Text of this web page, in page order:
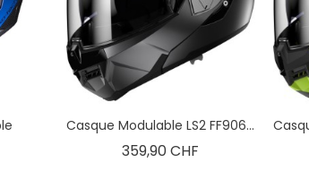
Casque Modulable LS2 FF906...
359,90 CHF